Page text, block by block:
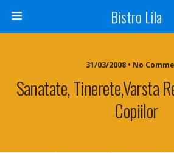
Bistro Lila
31/03/2008 • No
Sanatate, Tinerete,varsta
Copiilor